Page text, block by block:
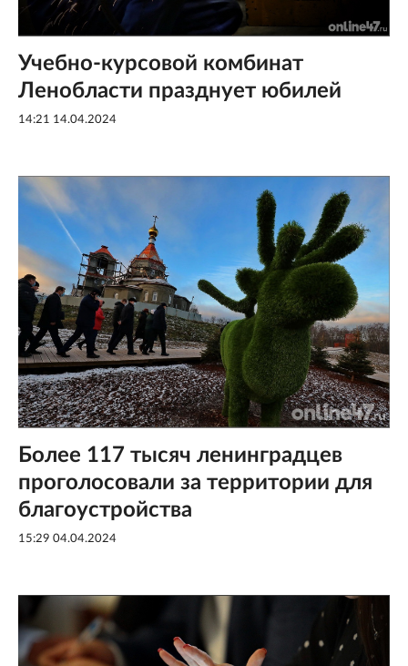
Учебно-курсовой комбинат
Ленобласти празднует юбилей
14:21 14.04.2024
Более 117 тысяч ленинградцев
проголосовали за территории для
благоустройства
15:29 04.04.2024